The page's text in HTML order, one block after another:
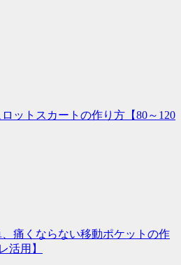
ットスカートの作り方【80～120
、痛くならない移動ポケットの作
活用】